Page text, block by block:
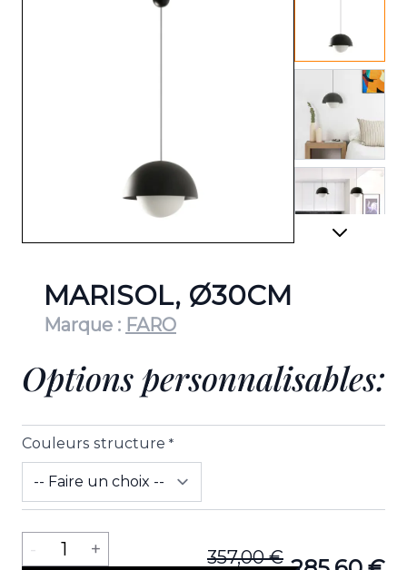
View
View
View
MARISOL, Ø30CM
Marque : FARO
Options personnalisables:
Couleurs structure *
357,00 €
Quantité
- 1 +